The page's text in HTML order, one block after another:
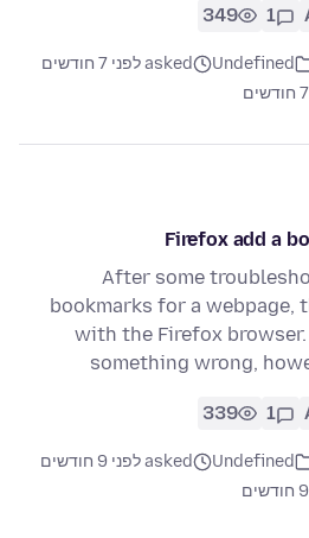
1
349
Undefined
asked לפני 7 חודשים
Firefox add a
After some
bookmarks for a webpage,
with the Firefox
something wrong,
1
339
Undefined
asked לפני 9 חודשים